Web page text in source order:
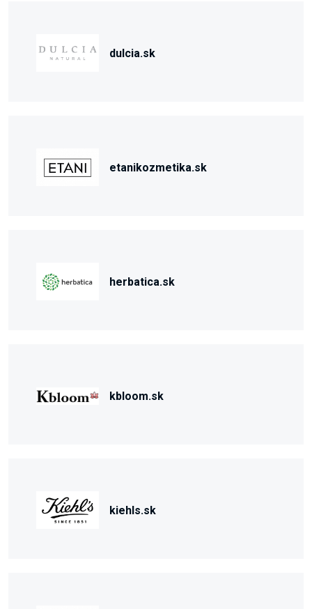
dulcia.sk
etanikozmetika.sk
herbatica.sk
kbloom.sk
kiehls.sk